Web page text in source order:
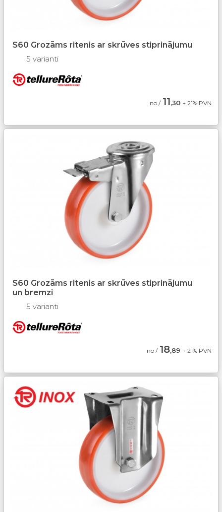
S60 Grozāms ritenis ar skrūves stiprinājumu
5 varianti
no / 11,30 + 21% PVN
S60 Grozāms ritenis ar skrūves stiprinājumu
un bremzi
5 varianti
no / 18,89 + 21% PVN